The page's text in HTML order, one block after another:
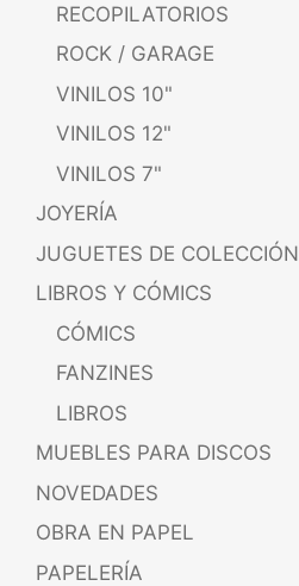
RECOPILATORIOS
ROCK / GARAGE
VINILOS 10"
VINILOS 12"
VINILOS 7"
JOYERÍA
JUGUETES DE COLECCIÓN
LIBROS Y CÓMICS
CÓMICS
FANZINES
LIBROS
MUEBLES PARA DISCOS
NOVEDADES
OBRA EN PAPEL
PAPELERÍA